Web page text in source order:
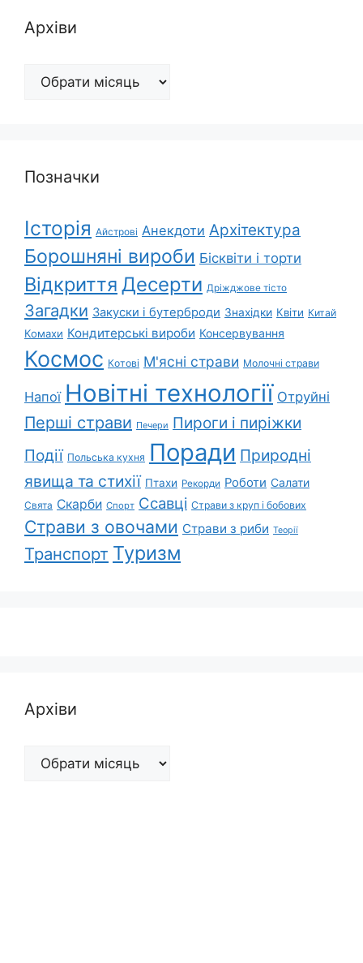
Архіви
Архіви
Позначки
Історія Айстрові Анекдоти Архітектура
Борошняні вироби Бісквіти і торти
Відкриття Десерти Дріжджове тісто
Загадки Закуски і бутерброди Знахідки Квіти Китай
Комахи Кондитерські вироби Консервування
Космос Котові М'ясні страви Молочні страви
Напої Новітні технології Отруйні
Перші страви Печери Пироги і пиріжки
Події Польська кухня Поради Природні
явища та стихії Птахи Рекорди Роботи Салати
Свята Скарби Спорт Ссавці Страви з круп і бобових
Страви з овочами Страви з риби Теорії
Транспорт Туризм
Архіви
Архіви